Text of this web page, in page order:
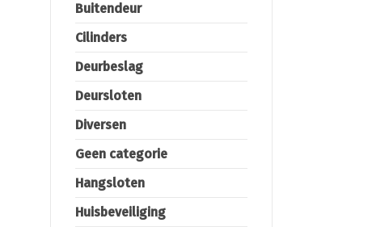
Buitendeur
Cilinders
Deurbeslag
Deursloten
Diversen
Geen categorie
Hangsloten
Huisbeveiliging